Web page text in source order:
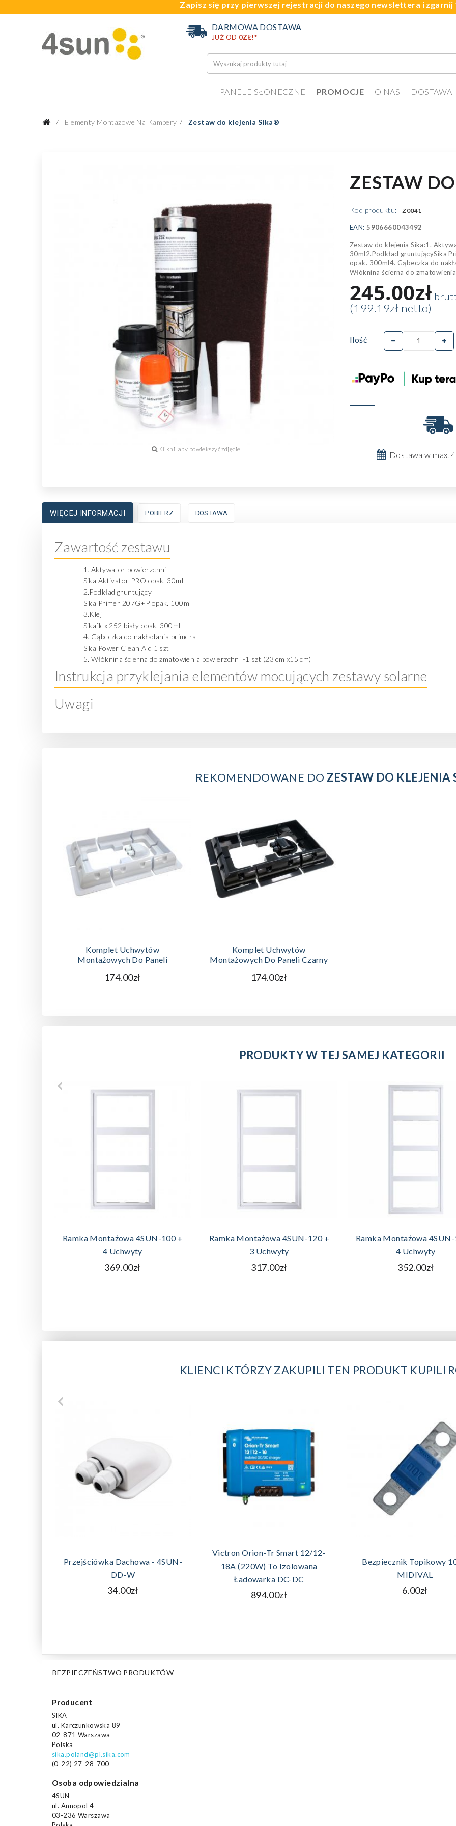
Zapisz się przy pierwszej rejestracji do naszego newslettera i zgarnij
DARMOWA DOSTAWA
JUŻ OD 0ZŁ!*
PANELE SŁONECZNE PROMOCJE O NAS DOSTAWA
Elementy Montażowe Na Kampery Zestaw do klejenia Sika®
ZESTAW
Kod produktu: Z0041
EAN: 5906660043492
Zestaw do klejenia Sika:1.
30ml2.Podkład gruntującySika
opak. 300ml4. Gąbeczka do
Włóknina ścierna do
245.00zł
(199.19zł netto)
Ilość
Dostawa w max.
WIĘCEJ INFORMACJI POBIERZ DOSTAWA
Zawartość zestawu
1. Aktywator powierzchni
Sika Aktivator PRO opak. 30ml
2.Podkład gruntujący
Sika Primer 207G+P opak. 100ml
3.Klej
Sikaflex 252 biały opak. 300ml
4. Gąbeczka do nakładania primera
Sika Power Clean Aid 1 szt
5. Włóknina ścierna do zmatowienia powierzchni -1 szt (23 cm x15 cm)
Instrukcja przyklejania elementów mocujących zestawy solarne
Uwagi
REKOMENDOWANE DO ZESTAW DO
Komplet Uchwytów
Montażowych Do Paneli
174.00zł
Komplet Uchwytów
Montażowych Do Paneli Czarny
174.00zł
PRODUKTY W TEJ SAMEJ KATEGORII
Ramka Montażowa 4SUN-100 +
4 Uchwyty
369.00zł
Ramka Montażowa 4SUN-120 +
3 Uchwyty
317.00zł
Ramka Montażowa
4 Uchwyty
352.00zł
KLIENCI KTÓRZY ZAKUPILI TEN PRODUKT KUPILI
Przejściówka Dachowa - 4SUN-
DD-W
34.00zł
Victron Orion-Tr Smart 12/12-
18A (220W) To Izolowana
Ładowarka DC-DC
894.00zł
Bezpiecznik Topikowy
MIDIVAL
6.00zł
BEZPIECZEŃSTWO PRODUKTÓW
Producent
SIKA
ul. Karczunkowska 89
02-871 Warszawa
Polska
sika.poland@pl.sika.com
(0-22) 27-28-700
Osoba odpowiedzialna
4SUN
ul. Annopol 4
03-236 Warszawa